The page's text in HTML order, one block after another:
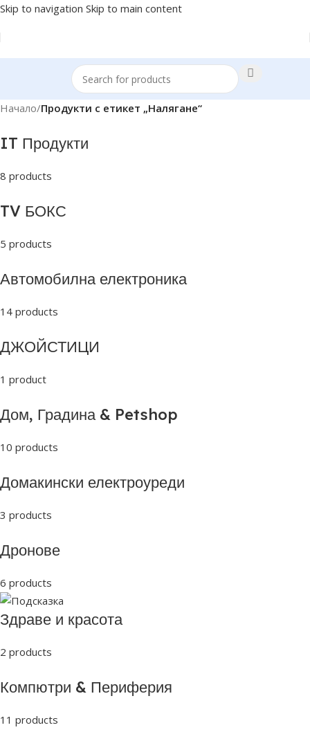
Skip to navigation Skip to main content
Начало/Продукти с етикет „Налягане“
IT Продукти
8 products
TV БОКС
5 products
Автомобилна електроника
14 products
ДЖОЙСТИЦИ
1 product
Дом, Градина & Petshop
10 products
Домакински електроуреди
3 products
Дронове
6 products
Здраве и красота
2 products
Компютри & Периферия
11 products